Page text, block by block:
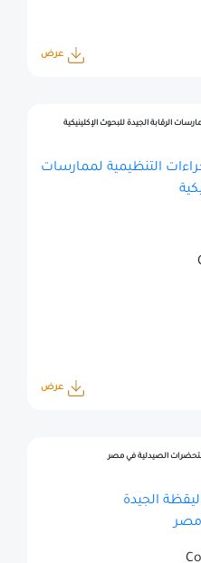
عرض
الرقابة الجيدة للبحوث الإكلينيكية
التنظيمية لممارسات
عرض
الصيدلية في مصر
الجيدة
مصر